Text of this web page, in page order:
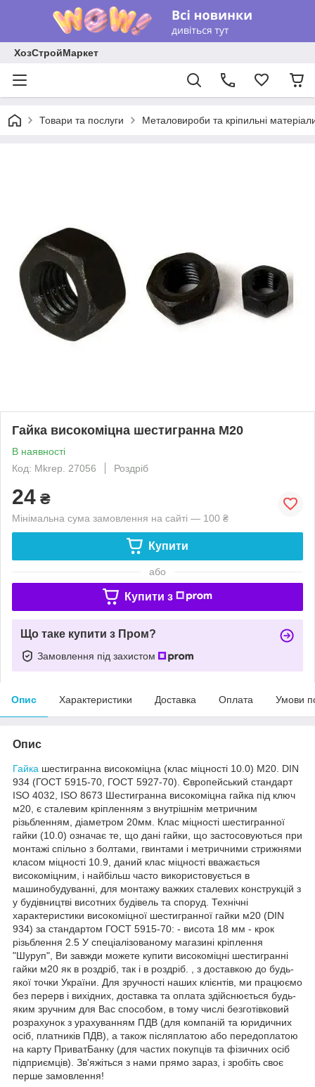
ХозСтройМаркет
Товари та послуги Металовироби та кріпильні
Гайка високоміцна шестигранна М20
В наявності
Код: Mkrep. 27056
Роздріб
24 ₴
Мінімальна сума замовлення на сайті — 100 ₴
Купити
або
Купити з
Що таке купити з Пром?
Замовлення під захистом
Опис Характеристики Доставка Оплата Умови
Опис
Гайка шестигранна високоміцна (клас міцності 10.0) М20. DIN
934 (ГОСТ 5915-70, ГОСТ 5927-70). Європейський стандарт
ISO 4032, ISO 8673 Шестигранна високоміцна гайка під ключ
м20, є сталевим кріпленням з внутрішнім метричним
різьбленням, діаметром 20мм. Клас міцності шестигранної
гайки (10.0) означає те, що дані гайки, що застосовуються при
монтажі спільно з болтами, гвинтами і метричними стрижнями
класом міцності 10.9, даний клас міцності вважається
високоміцним, і найбільш часто використовується в
машинобудуванні, для монтажу важких сталевих конструкцій з
у будівництві висотних будівель та споруд. Технічні
характеристики високоміцної шестигранної гайки м20 (DIN
934) за стандартом ГОСТ 5915-70: - висота 18 мм - крок
різьблення 2.5 У спеціалізованому магазині кріплення
"Шуруп", Ви завжди можете купити високоміцні шестигранні
гайки м20 як в роздріб, так і в роздріб. , з доставкою до будь-
якої точки України. Для зручності наших клієнтів, ми працюємо
без перерв і вихідних, доставка та оплата здійснюється будь-
яким зручним для Вас способом, в тому числі безготівковий
розрахунок з урахуванням ПДВ (для компаній та юридичних
осіб, платників ПДВ), а також післяплатою або передоплатою
на карту ПриватБанку (для частих покупців та фізичних осіб
підприємців). Зв'яжіться з нами прямо зараз, і зробіть своє
перше замовлення!